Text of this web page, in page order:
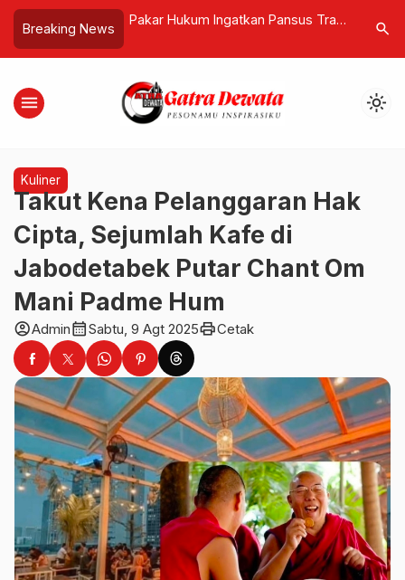
Breaking News
Mental,
Rupiah
Pakar Hukum Ingatkan Pansus Trap!
Bisa Berdasarkan Tekanan Politik
dan Opini Publik
search
menu light_mode
Kuliner
Takut Kena Pelanggaran Hak
Cipta, Sejumlah Kafe di
Jabodetabek Putar Chant Om
Mani Padme Hum
account_circleAdmincalendar_monthSabtu, 9 Agt 2025printCetak